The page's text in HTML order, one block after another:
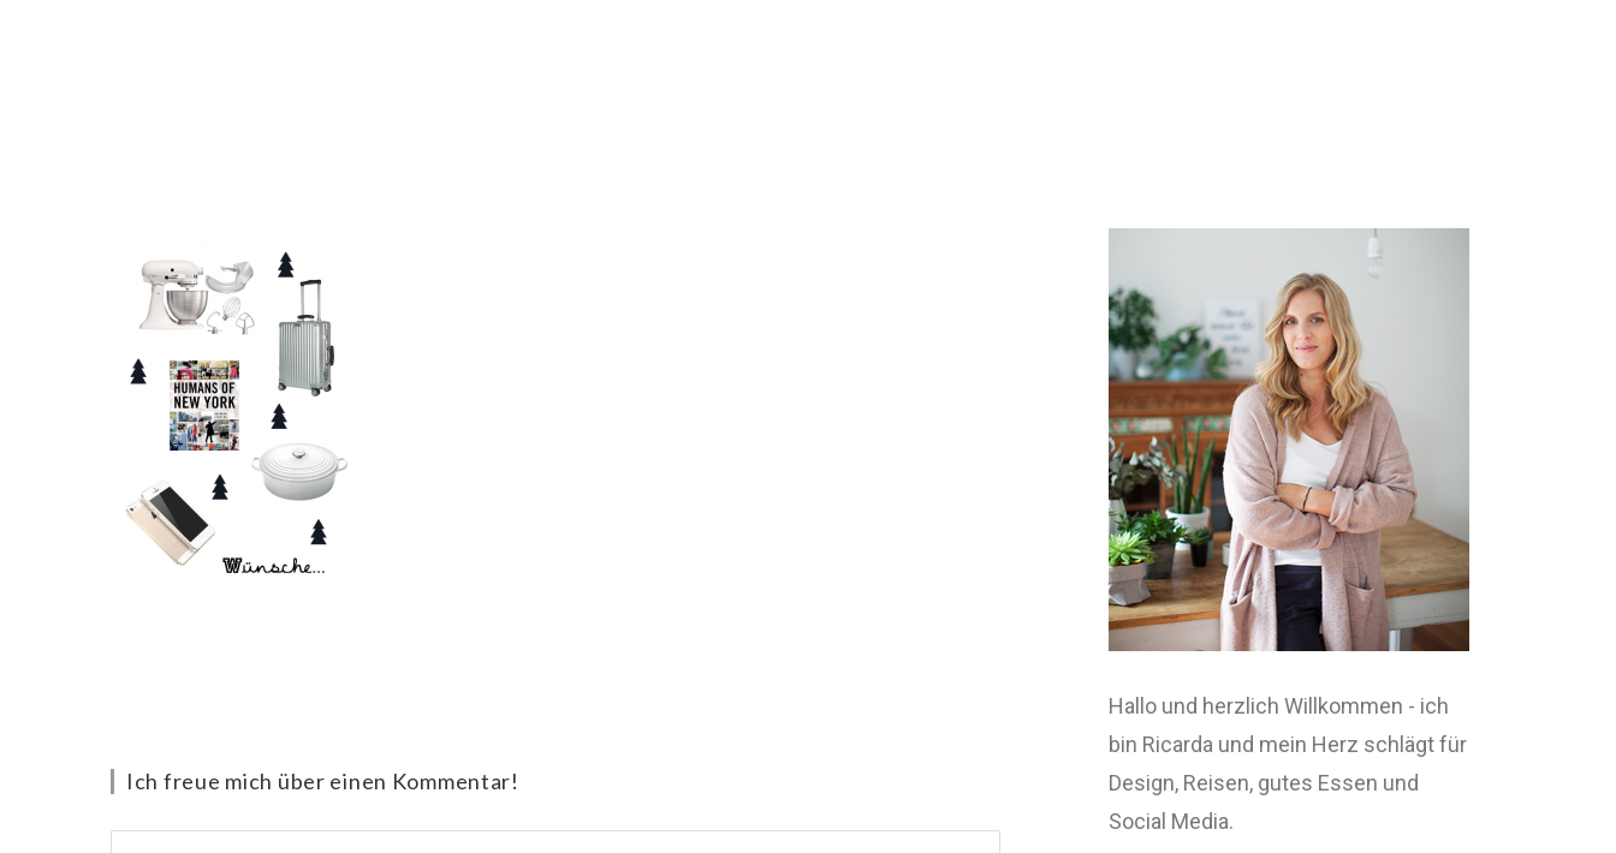
Ich freue mich über einen Kommentar!
Hallo und herzlich Willkommen - ich
bin Ricarda und mein Herz schlägt für
Design, Reisen, gutes Essen und
Social Media.